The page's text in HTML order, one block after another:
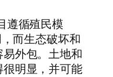
遵循殖民模
而生态破坏和
外包。土地和
明显，并可能